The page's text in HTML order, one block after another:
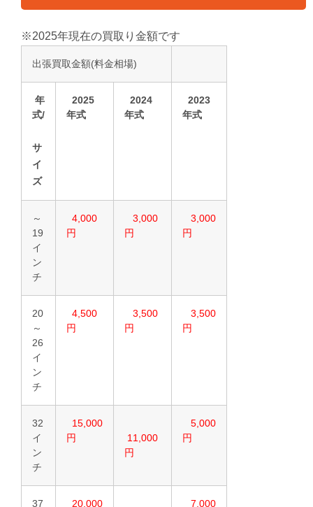
※2025年現在の買取り金額です
出張買取金額(料金相場)
年
式/
サ
イ
ズ
2025
年式
2024
年式
2023
年式
～
19
イ
ン
チ
4,000
円
3,000
円
3,000
円
20
～
26
イ
ン
チ
4,500
円
3,500
円
3,500
円
32
イ
ン
チ
15,000
円
11,000
円
5,000
円
37
20,000
7,000